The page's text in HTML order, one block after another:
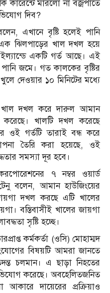
কারেন্টে মারলো না বজ্রপাতে
দিব?
এখানে বৃষ্টি হলেই পানি
ঝিলপাড়ের খাল দখল হয়ে
একটি গর্ত আছে। এই
পানি জমে। গত কালকের বৃষ্টির
দেওয়ার ১০ মিনিটের মধ্যে
দখল করে দারুল আমান
খালটি দখল করেছে
ওই গর্তটি তারাই বন্ধ করে
তৈরি করা হয়েছে, ওই
সমস্যা দূর হবে।
৭ নম্বর ওয়ার্ড
বলেন, আমান হাউজিংয়ের
দখল করছে এটি খালের
বস্তিবাসীই খালের জায়গা
সৃষ্টি হচ্ছে।
কর্মকর্তা (ওসি) মোহাম্মদ
বিষয়টি আমরা জানতে
চলমান। এ ছাড়া নিহতের
করেছে। অবহেলিতজনিত
দায়েরের প্রক্রিয়াও